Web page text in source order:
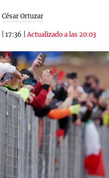
César Ortuzar
17:36 |Actualizado a las 20:03